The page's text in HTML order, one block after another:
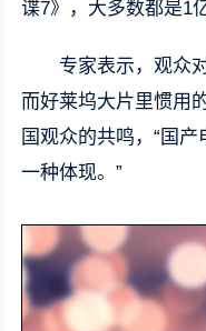
谍7》，大多数都是1
专家表示，观众
而好莱坞大片里惯用
国观众的共鸣，“国
一种体现。”